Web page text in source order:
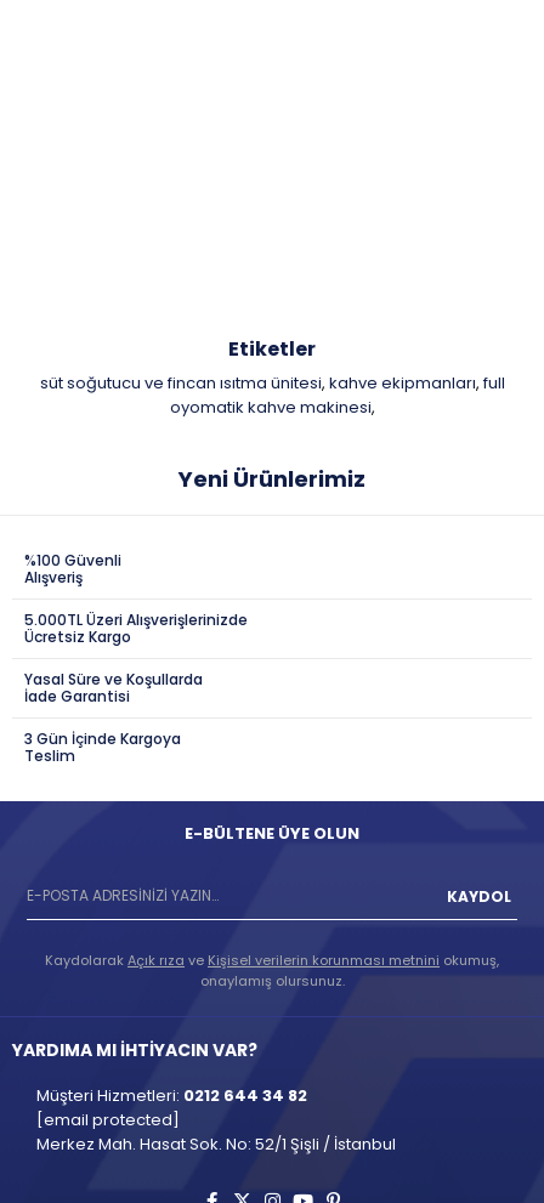
Etiketler
süt soğutucu ve fincan ısıtma ünitesi, kahve ekipmanları, full
oyomatik kahve makinesi,
Yeni Ürünlerimiz
%100 Güvenli
Alışveriş
5.000TL Üzeri Alışverişlerinizde
Ücretsiz Kargo
Yasal Süre ve Koşullarda
İade Garantisi
3 Gün İçinde Kargoya
Teslim
E-BÜLTENE ÜYE OLUN
KAYDOL
KaydolarakAçık rıza ve Kişisel verilerin korunması metnini okumuş,
onaylamış olursunuz.
YARDIMA MI İHTİYACIN VAR?
Müşteri Hizmetleri: 0212 644 34 82
[email protected]
Merkez Mah. Hasat Sok. No: 52/1 Şişli / İstanbul